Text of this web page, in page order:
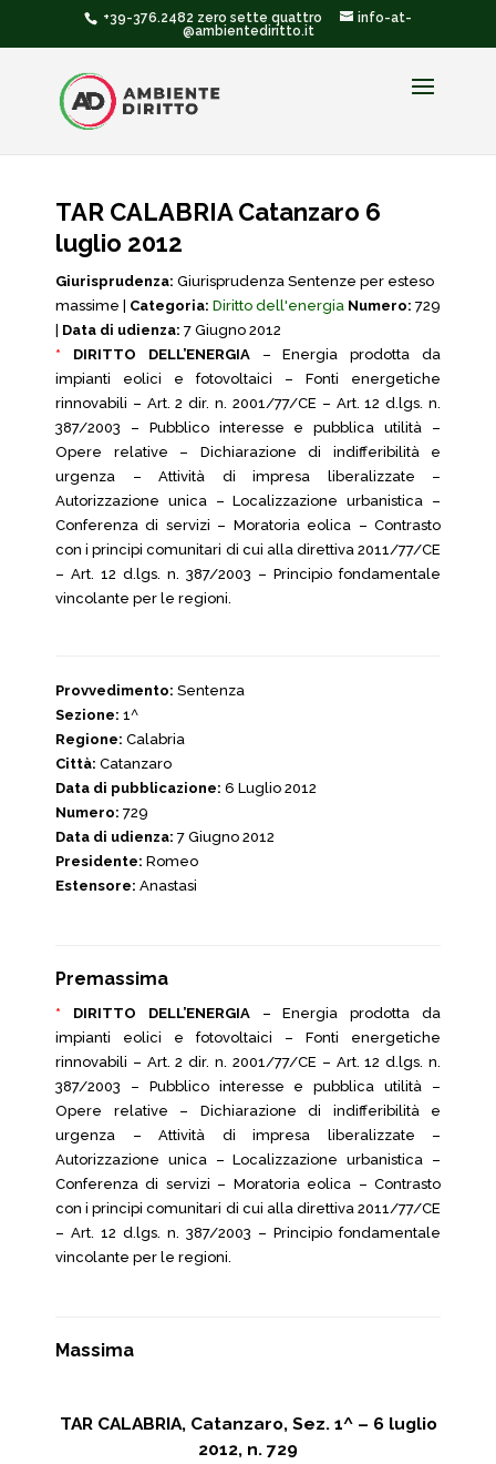
+39-376.2482 zero sette quattro
info-at-
@ambientediritto.it
TAR CALABRIA Catanzaro 6
luglio 2012
Giurisprudenza: Giurisprudenza Sentenze per esteso
massime | Categoria: Diritto dell'energia Numero: 729
Data di udienza: 7 Giugno 2012
* DIRITTO DELL’ENERGIA– Energia prodotta da
impianti eolici e fotovoltaici – Fonti energetiche
rinnovabili – Art. 2 dir. n. 2001/77/CE – Art. 12 d.lgs. n.
387/2003 – Pubblico interesse e pubblica utilità –
Opere relative – Dichiarazione di indifferibilità e
urgenza – Attività di impresa liberalizzate –
Autorizzazione unica – Localizzazione urbanistica –
Conferenza di servizi – Moratoria eolica – Contrasto
con i principi comunitari di cui alla direttiva 2011/77/CE
– Art. 12 d.lgs. n. 387/2003 – Principio fondamentale
vincolante per le regioni.
Provvedimento: Sentenza
Sezione: 1^
Regione: Calabria
Città: Catanzaro
Data di pubblicazione: 6 Luglio 2012
Numero: 729
Data di udienza: 7 Giugno 2012
Presidente: Romeo
Estensore: Anastasi
Premassima
* DIRITTO DELL’ENERGIA– Energia prodotta da
impianti eolici e fotovoltaici – Fonti energetiche
rinnovabili – Art. 2 dir. n. 2001/77/CE – Art. 12 d.lgs. n.
387/2003 – Pubblico interesse e pubblica utilità –
Opere relative – Dichiarazione di indifferibilità e
urgenza – Attività di impresa liberalizzate –
Autorizzazione unica – Localizzazione urbanistica –
Conferenza di servizi – Moratoria eolica – Contrasto
con i principi comunitari di cui alla direttiva 2011/77/CE
– Art. 12 d.lgs. n. 387/2003 – Principio fondamentale
vincolante per le regioni.
Massima
TAR CALABRIA, Catanzaro, Sez. 1^ – 6 luglio
2012, n. 729